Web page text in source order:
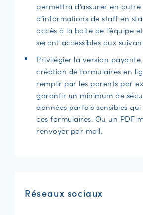
permettra d’assurer en
d’informations de staff en
accès à la boite de l’équipe
seront accessibles aux
Privilégier la version payante
création de formulaires en
remplir par les parents par
garantir un minimum de
données parfois sensibles
ces formulaires. Ou un PDF
renvoyer par mail.
Réseaux sociaux